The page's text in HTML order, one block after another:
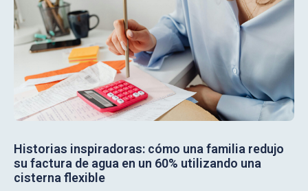
Historias inspiradoras: cómo una familia redujo
su factura de agua en un 60% utilizando una
cisterna flexible